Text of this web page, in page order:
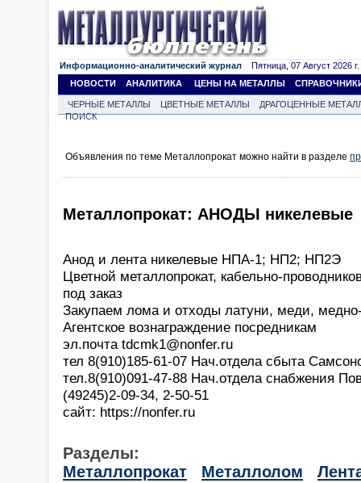
Информационно-аналитический журнал Пятница, 07 Август 2026 г.
НОВОСТИ
АНАЛИТИКА ЦЕНЫ НА МЕТАЛЛЫ
ЧЕРНЫЕ МЕТАЛЛЫ ЦВЕТНЫЕ МЕТАЛЛЫ
ДРАГОЦЕННЫЕ
ПОИСК
Объявления по теме Металлопрокат можно найти в разделе
Металлопрокат: АНОДЫ никелевые
Анод и лента никелевые НПА-1; НП2; НП2Э
Цветной металлопрокат, кабельно-
под заказ
Закупаем лома и отходы латуни, меди,
Агентское вознаграждение посредникам
эл.почта tdcmk1@nonfer.ru
тел 8(910)185-61-07 Нач.отдела сбыта
тел.8(910)091-47-88 Нач.отдела снабжения
(49245)2-09-34, 2-50-51
сайт: https://nonfer.ru
Разделы:
Металлопрокат
Металлолом